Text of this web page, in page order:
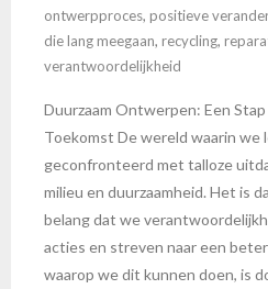
ontwerpproces, positieve
die lang meegaan, recycling,
verantwoordelijkheid
Duurzaam Ontwerpen: Een
Toekomst De wereld waarin we
geconfronteerd met talloze
milieu en duurzaamheid. Het is
belang dat we
acties en streven naar een
waarop we dit kunnen doen, is